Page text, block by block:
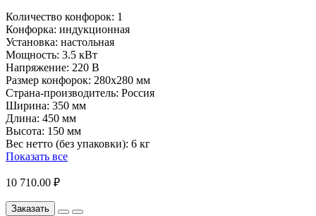
Количество конфорок: 1
Конфорка: индукционная
Установка: настольная
Мощность: 3.5 кВт
Напряжение: 220 В
Размер конфорок: 280х280 мм
Страна-производитель: Россия
Ширина: 350 мм
Длина: 450 мм
Высота: 150 мм
Вес нетто (без упаковки): 6 кг
Показать все
10 710.00 ₽
Заказать